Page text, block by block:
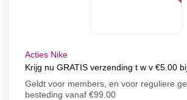
Acties Nike
Krijg nu GRATIS verzending t w v €5.00
Geldt voor members, en voor reguliere
besteding vanaf €99.00